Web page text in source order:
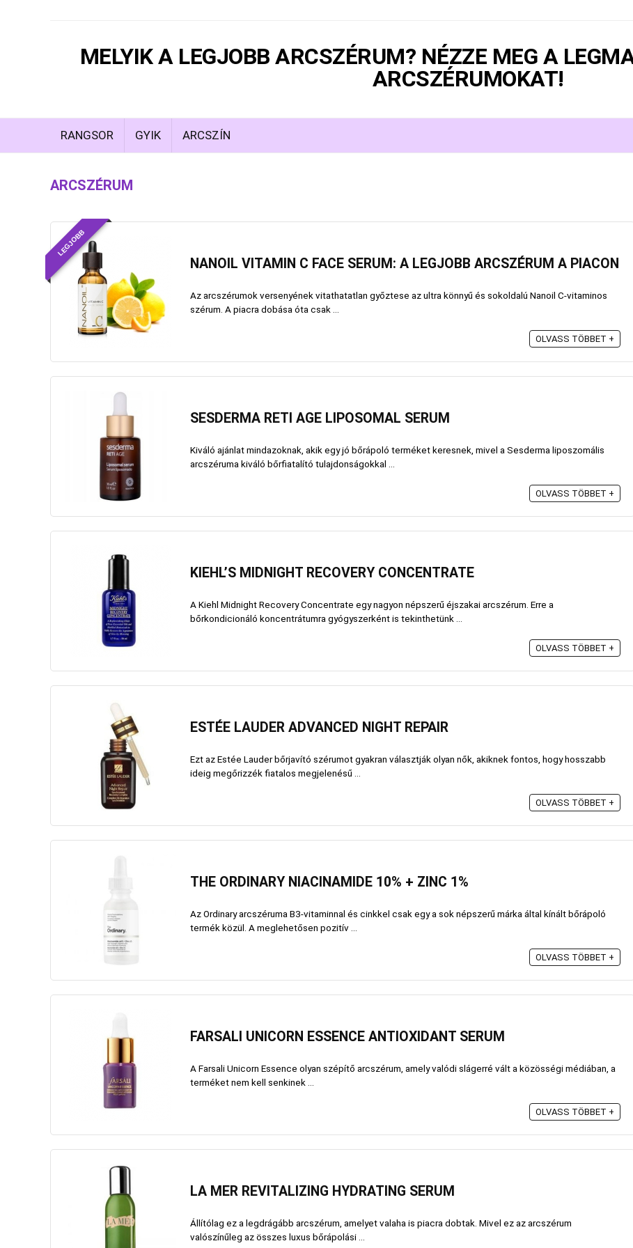
MELYIK A LEGJOBB ARCSZÉRUM? NÉZZE MEG A
ARCSZÉRUMOKAT!
RANGSOR GYIK ARCSZÍN
ARCSZÉRUM
LEGJOBB
NANOIL VITAMIN C FACE SERUM: A LEGJOBB ARCSZÉRUM A PIACON
Az arcszérumok versenyének vitathatatlan győztese az ultra könnyű és sokoldalú Nanoil C-vitaminos
szérum. A piacra dobása óta csak ...
OLVASS TÖBBET +
SESDERMA RETI AGE LIPOSOMAL SERUM
Kiváló ajánlat mindazoknak, akik egy jó bőrápoló terméket keresnek, mivel a Sesderma liposzomális
arcszéruma kiváló bőrfiatalító tulajdonságokkal ...
OLVASS TÖBBET +
KIEHL’S MIDNIGHT RECOVERY CONCENTRATE
A Kiehl Midnight Recovery Concentrate egy nagyon népszerű éjszakai arcszérum. Erre a
bőrkondicionáló koncentrátumra gyógyszerként is tekinthetünk ...
OLVASS TÖBBET +
ESTÉE LAUDER ADVANCED NIGHT REPAIR
Ezt az Estée Lauder bőrjavító szérumot gyakran választják olyan nők, akiknek fontos, hogy hosszabb
ideig megőrizzék fiatalos megjelenésű ...
OLVASS TÖBBET +
THE ORDINARY NIACINAMIDE 10% + ZINC 1%
Az Ordinary arcszéruma B3-vitaminnal és cinkkel csak egy a sok népszerű márka által kínált bőrápoló
termék közül. A meglehetősen pozitív ...
OLVASS TÖBBET +
FARSALI UNICORN ESSENCE ANTIOXIDANT SERUM
A Farsali Unicorn Essence olyan szépítő arcszérum, amely valódi slágerré vált a közösségi médiában, a
terméket nem kell senkinek ...
OLVASS TÖBBET +
LA MER REVITALIZING HYDRATING SERUM
Állítólag ez a legdrágább arcszérum, amelyet valaha is piacra dobtak. Mivel ez az arcszérum
valószínűleg az összes luxus bőrápolási ...